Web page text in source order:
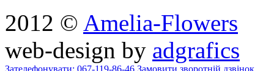
2012 © Amelia-Flowers
web-design by adgrafics